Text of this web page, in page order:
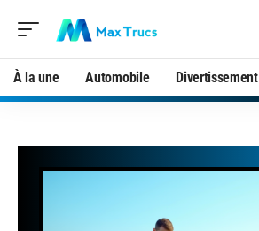
À la une Automobile Divertissement